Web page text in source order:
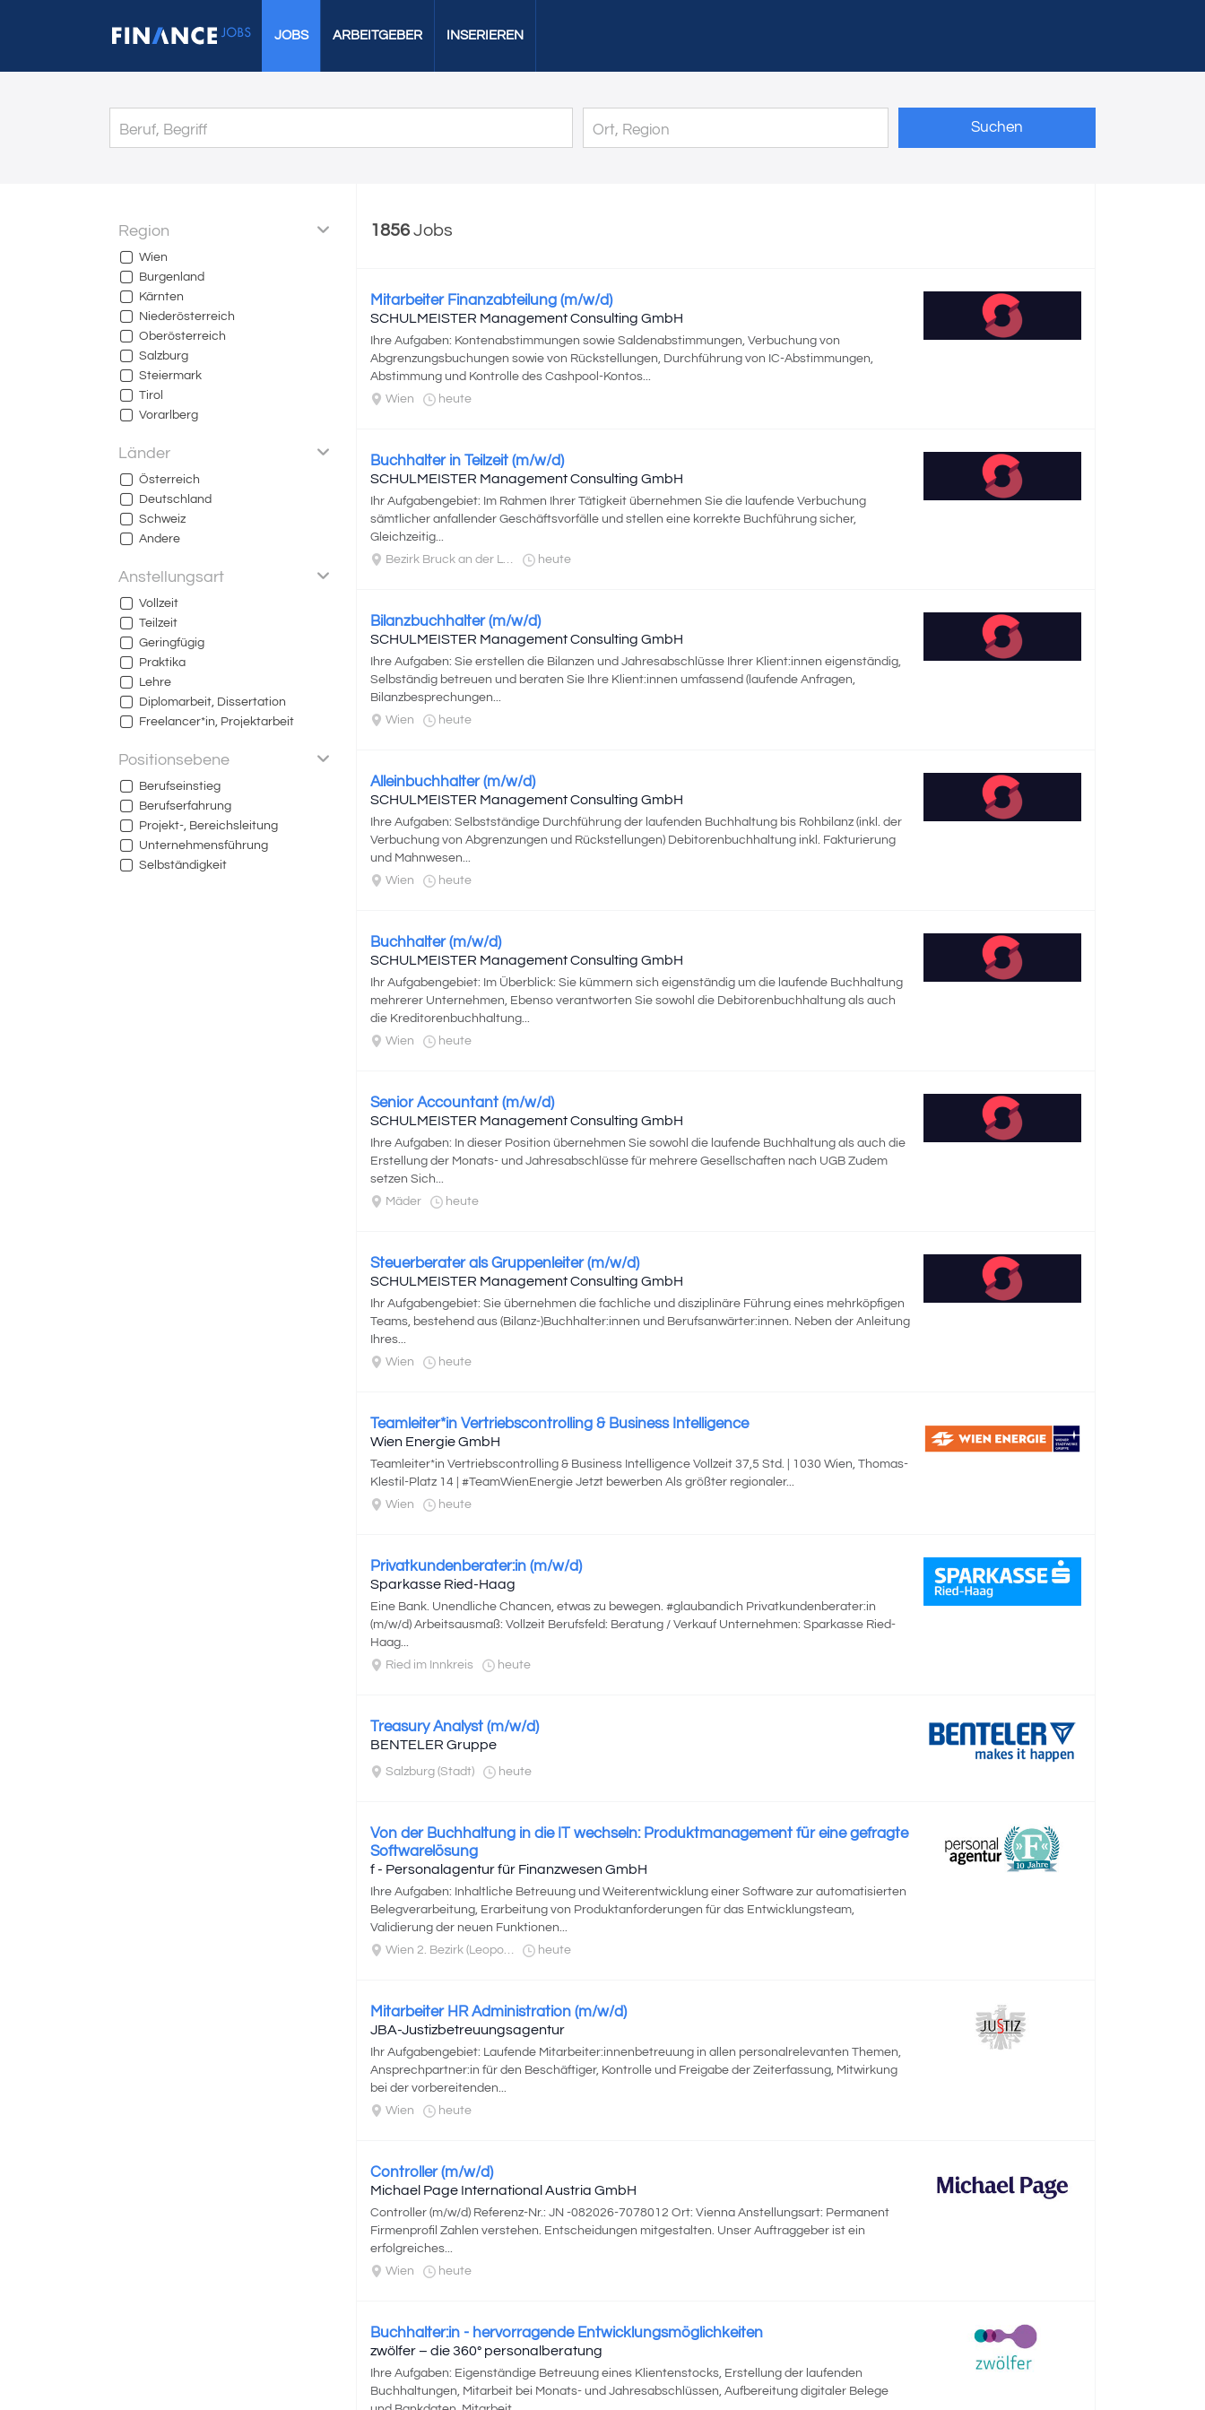
JOBS ARBEITGEBER INSERIEREN
Suchen
Region
Wien
Burgenland
Kärnten
Niederösterreich
Oberösterreich
Salzburg
Steiermark
Tirol
Vorarlberg
Länder
Österreich
Deutschland
Schweiz
Andere
Anstellungsart
Vollzeit
Teilzeit
Geringfügig
Praktika
Lehre
Diplomarbeit, Dissertation
Freelancer*in, Projektarbeit
Positionsebene
Berufseinstieg
Berufserfahrung
Projekt-, Bereichsleitung
Unternehmensführung
Selbständigkeit
1856 Jobs
Mitarbeiter Finanzabteilung (m/w/d)
SCHULMEISTER Management Consulting GmbH
Ihre Aufgaben: Kontenabstimmungen sowie Saldenabstimmungen, Verbuchung von
Abgrenzungsbuchungen sowie von Rückstellungen, Durchführung von IC-Abstimmungen,
Abstimmung und Kontrolle des Cashpool-Kontos...
Wien
heute
Buchhalter in Teilzeit (m/w/d)
SCHULMEISTER Management Consulting GmbH
Ihr Aufgabengebiet: Im Rahmen Ihrer Tätigkeit übernehmen Sie die laufende Verbuchung
sämtlicher anfallender Geschäftsvorfälle und stellen eine korrekte Buchführung sicher,
Gleichzeitig...
Bezirk Bruck an der Leitha
heute
Bilanzbuchhalter (m/w/d)
SCHULMEISTER Management Consulting GmbH
Ihre Aufgaben: Sie erstellen die Bilanzen und Jahresabschlüsse Ihrer Klient:innen eigenständig,
Selbständig betreuen und beraten Sie Ihre Klient:innen umfassend (laufende Anfragen,
Bilanzbesprechungen...
Wien
heute
Alleinbuchhalter (m/w/d)
SCHULMEISTER Management Consulting GmbH
Ihre Aufgaben: Selbstständige Durchführung der laufenden Buchhaltung bis Rohbilanz (inkl. der
Verbuchung von Abgrenzungen und Rückstellungen) Debitorenbuchhaltung inkl. Fakturierung
und Mahnwesen...
Wien
heute
Buchhalter (m/w/d)
SCHULMEISTER Management Consulting GmbH
Ihr Aufgabengebiet: Im Überblick: Sie kümmern sich eigenständig um die laufende Buchhaltung
mehrerer Unternehmen, Ebenso verantworten Sie sowohl die Debitorenbuchhaltung als auch
die Kreditorenbuchhaltung...
Wien
heute
Senior Accountant (m/w/d)
SCHULMEISTER Management Consulting GmbH
Ihre Aufgaben: In dieser Position übernehmen Sie sowohl die laufende Buchhaltung als auch die
Erstellung der Monats- und Jahresabschlüsse für mehrere Gesellschaften nach UGB Zudem
setzen Sich...
Mäder
heute
Steuerberater als Gruppenleiter (m/w/d)
SCHULMEISTER Management Consulting GmbH
Ihr Aufgabengebiet: Sie übernehmen die fachliche und disziplinäre Führung eines mehrköpfigen
Teams, bestehend aus (Bilanz-)Buchhalter:innen und Berufsanwärter:innen. Neben der Anleitung
Ihres...
Wien
heute
Teamleiter*in Vertriebscontrolling & Business Intelligence
Wien Energie GmbH
Teamleiter*in Vertriebscontrolling & Business Intelligence Vollzeit 37,5 Std. | 1030 Wien, Thomas-
Klestil-Platz 14 | #TeamWienEnergie Jetzt bewerben Als größter regionaler...
Wien
heute
Privatkundenberater:in (m/w/d)
Sparkasse Ried-Haag
Eine Bank. Unendliche Chancen, etwas zu bewegen. #glaubandich Privatkundenberater:in
(m/w/d) Arbeitsausmaß: Vollzeit Berufsfeld: Beratung / Verkauf Unternehmen: Sparkasse Ried-
Haag...
Ried im Innkreis
heute
Treasury Analyst (m/w/d)
BENTELER Gruppe
Salzburg (Stadt) heute
Von der Buchhaltung in die IT wechseln: Produktmanagement für eine gefragte
Softwarelösung
f - Personalagentur für Finanzwesen GmbH
Ihre Aufgaben: Inhaltliche Betreuung und Weiterentwicklung einer Software zur automatisierten
Belegverarbeitung, Erarbeitung von Produktanforderungen für das Entwicklungsteam,
Validierung der neuen Funktionen...
Wien 2. Bezirk (Leopoldstadt)
heute
Mitarbeiter HR Administration (m/w/d)
JBA-Justizbetreuungsagentur
Ihr Aufgabengebiet: Laufende Mitarbeiter:innenbetreuung in allen personalrelevanten Themen,
Ansprechpartner:in für den Beschäftiger, Kontrolle und Freigabe der Zeiterfassung, Mitwirkung
bei der vorbereitenden...
Wien
heute
Controller (m/w/d)
Michael Page International Austria GmbH
Controller (m/w/d) Referenz-Nr.: JN -082026-7078012 Ort: Vienna Anstellungsart: Permanent
Firmenprofil Zahlen verstehen. Entscheidungen mitgestalten. Unser Auftraggeber ist ein
erfolgreiches...
Wien
heute
Buchhalter:in - hervorragende Entwicklungsmöglich­keiten
zwölfer – die 360° personalberatung
Ihre Aufgaben: Eigenständige Betreuung eines Klientenstocks, Erstellung der laufenden
Buchhaltungen, Mitarbeit bei Monats- und Jahresabschlüssen, Aufbereitung digitaler Belege